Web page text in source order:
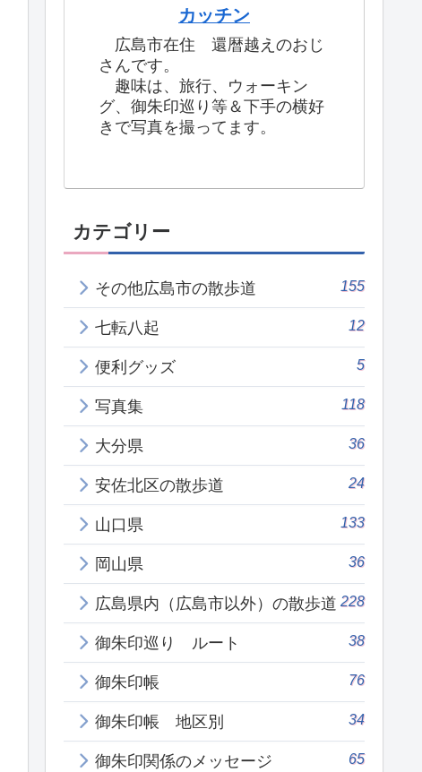
カッチン
広島市在住 還暦越えのおじ
さんです。
趣味は、旅行、ウォーキン
グ、御朱印巡り等＆下手の横好
きで写真を撮ってます。
カテゴリー
その他広島市の散歩道 155
七転八起 12
便利グッズ 5
写真集 118
大分県 36
安佐北区の散歩道 24
山口県 133
岡山県 36
広島県内（広島市以外）の散歩道 228
御朱印巡り ルート 38
御朱印帳 76
御朱印帳 地区別 34
御朱印関係のメッセージ 65